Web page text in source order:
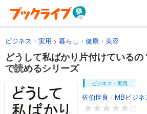
ビジネス・実用 暮らし・健康・美容
どうして私ばかり片付けているの
で読めるシリーズ
ビジネス・実用
佐伯世良 / MBビジ
-
(0)